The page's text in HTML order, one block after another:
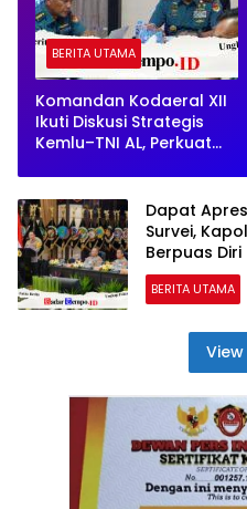
BERITA UTAMA
Komandan Kodaeral XII
Ikuti Diskusi Strategis
Kemlu–TNI AL, Perkuat
Dapat
Survei,
Berpuas Diri
BERITA UTAMA